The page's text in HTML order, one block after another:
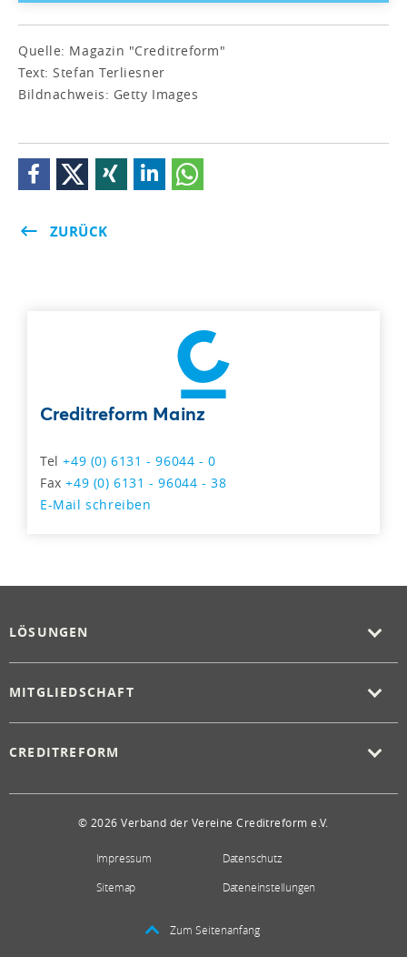
Quelle: Magazin "Creditreform"
Text: Stefan Terliesner
Bildnachweis: Getty Images
ZURÜCK
Creditreform Mainz
Tel+49 (0) 6131 - 96044 - 0
Fax+49 (0) 6131 - 96044 - 38
E-Mail schreiben
LÖSUNGEN
MITGLIEDSCHAFT
CREDITREFORM
© 2026 Verband der Vereine Creditreform e.V.
Impressum
Datenschutz
Sitemap
Dateneinstellungen
Zum Seitenanfang